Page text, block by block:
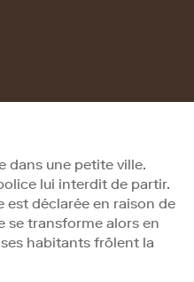
dans une petite ville.
lui interdit de partir.
est déclarée en raison de
se transforme alors en
habitants frôlent la